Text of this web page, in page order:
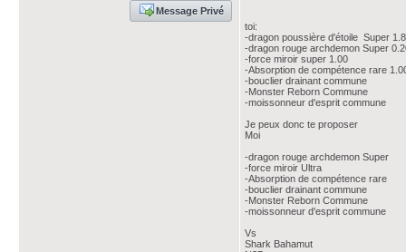
Message Privé
toi:
-dragon poussière d'étoile Super
-dragon rouge archdemon Super
-force miroir super 1.00
-Absorption de compétence rare
-bouclier drainant commune
-Monster Reborn Commune
-moissonneur d'esprit commune
Je peux donc te proposer
Moi
-dragon rouge archdemon Super
-force miroir Ultra
-Absorption de compétence rare
-bouclier drainant commune
-Monster Reborn Commune
-moissonneur d'esprit commune
Vs
Shark Bahamut